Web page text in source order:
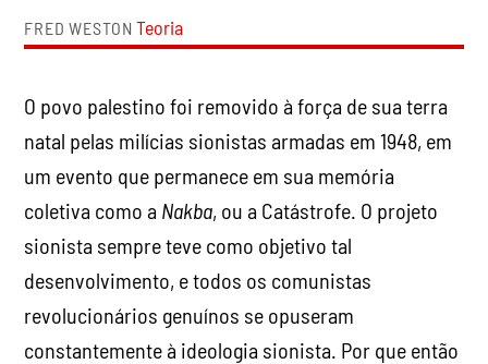
FRED WESTON Teoria
O povo palestino foi removido à força de sua terra
natal pelas milícias sionistas armadas em 1948, em
um evento que permanece em sua memória
coletiva como a Nakba, ou a Catástrofe. O projeto
sionista sempre teve como objetivo tal
desenvolvimento, e todos os comunistas
revolucionários genuínos se opuseram
constantemente à ideologia sionista. Por que então